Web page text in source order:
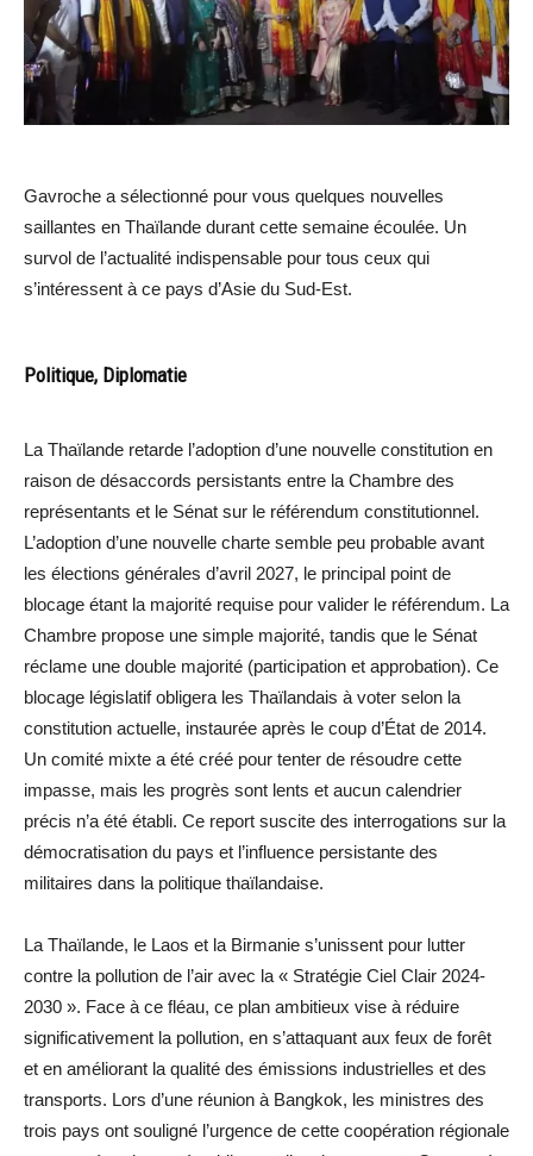
Gavroche a sélectionné pour vous quelques nouvelles
saillantes en Thaïlande durant cette semaine écoulée. Un
survol de l’actualité indispensable pour tous ceux qui
s’intéressent à ce pays d’Asie du Sud-Est.
Politique, Diplomatie
La Thaïlande retarde l’adoption d’une nouvelle constitution en
raison de désaccords persistants entre la Chambre des
représentants et le Sénat sur le référendum constitutionnel.
L’adoption d’une nouvelle charte semble peu probable avant
les élections générales d’avril 2027, le principal point de
blocage étant la majorité requise pour valider le référendum. La
Chambre propose une simple majorité, tandis que le Sénat
réclame une double majorité (participation et approbation). Ce
blocage législatif obligera les Thaïlandais à voter selon la
constitution actuelle, instaurée après le coup d’État de 2014.
Un comité mixte a été créé pour tenter de résoudre cette
impasse, mais les progrès sont lents et aucun calendrier
précis n’a été établi. Ce report suscite des interrogations sur la
démocratisation du pays et l’influence persistante des
militaires dans la politique thaïlandaise.
La Thaïlande, le Laos et la Birmanie s’unissent pour lutter
contre la pollution de l’air avec la « Stratégie Ciel Clair 2024-
2030 ». Face à ce fléau, ce plan ambitieux vise à réduire
significativement la pollution, en s’attaquant aux feux de forêt
et en améliorant la qualité des émissions industrielles et des
transports. Lors d’une réunion à Bangkok, les ministres des
trois pays ont souligné l’urgence de cette coopération régionale